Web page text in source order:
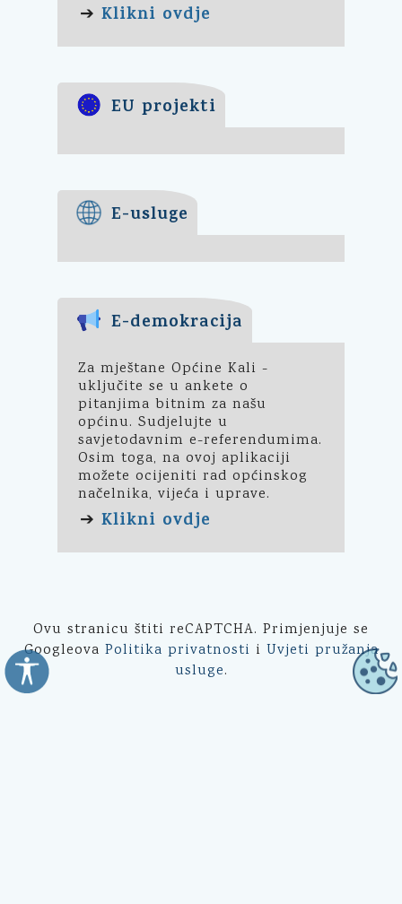
➔ Klikni ovdje
EU projekti
E-usluge
E-demokracija
Za mještane Općine Kali -
uključite se u ankete o
pitanjima bitnim za našu
općinu. Sudjelujte u
savjetodavnim e-referendumima.
Osim toga, na ovoj aplikaciji
možete ocijeniti rad općinskog
načelnika, vijeća i uprave.
➔ Klikni ovdje
Ovu stranicu štiti reCAPTCHA. Primjenjuje se
Googleova Politika privatnosti i Uvjeti pružanja
usluge.